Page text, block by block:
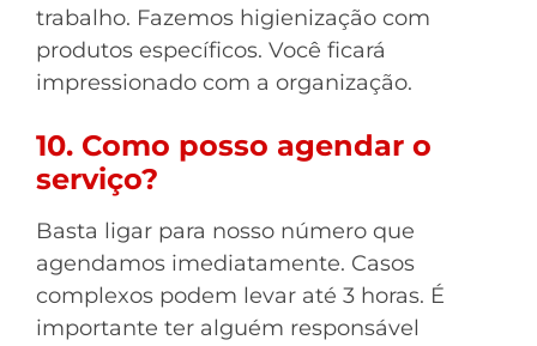
trabalho. Fazemos higienização com
produtos específicos. Você ficará
impressionado com a organização.
10. Como posso agendar o
serviço?
Basta ligar para nosso número que
agendamos imediatamente. Casos
complexos podem levar até 3 horas. É
importante ter alguém responsável